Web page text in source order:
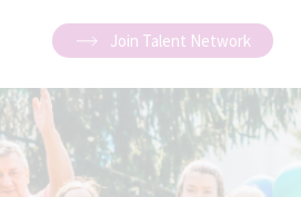
Join Talent Network